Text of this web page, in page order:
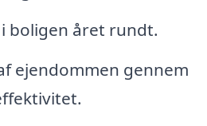
boligen året rundt.
ejendommen gennem